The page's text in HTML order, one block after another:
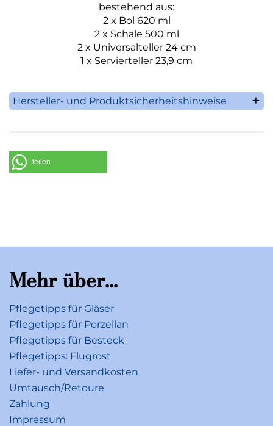
bestehend aus:
2 x Bol 620 ml
2 x Schale 500 ml
2 x Universalteller 24 cm
1 x Servierteller 23,9 cm
Hersteller- und Produktsicherheitshinweise
Telefon: +49 (0) 68 64 / 81 0
teilen
Mehr über...
Pflegetipps für Gläser
Pflegetipps für Porzellan
Pflegetipps für Besteck
Pflegetipps: Flugrost
Liefer- und Versandkosten
Umtausch/Retoure
Zahlung
Impressum